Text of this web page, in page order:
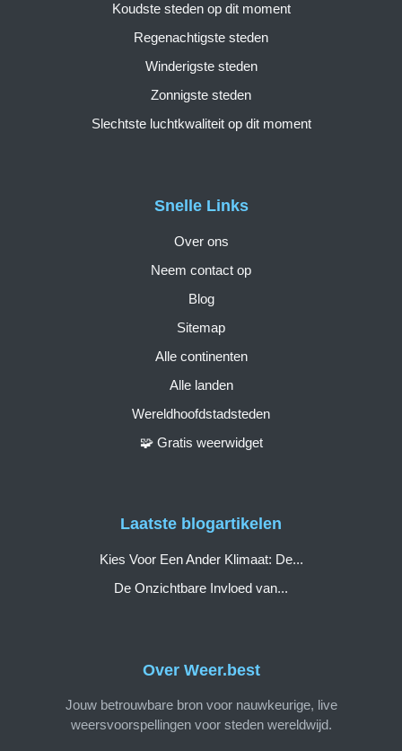
Over Weer.best
Jouw betrouwbare bron voor nauwkeurige, live
weersvoorspellingen voor steden wereldwijd.
Snelle Links
Over ons
Neem contact op
Blog
Sitemap
Alle continenten
Alle landen
Wereldhoofdstadsteden
🧩 Gratis weerwidget
Koudste steden op dit moment
Regenachtigste steden
Winderigste steden
Zonnigste steden
Slechtste luchtkwaliteit op dit moment
Laatste blogartikelen
Kies Voor Een Ander Klimaat: De...
De Onzichtbare Invloed van...